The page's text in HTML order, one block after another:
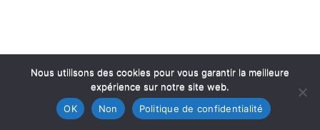
Nous utilisons des cookies pour vous garantir la meilleure
expérience sur notre site web.
OK
Non Politique de confidentialité